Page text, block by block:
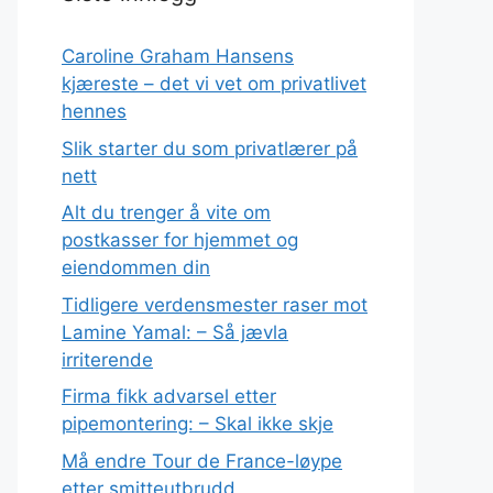
Caroline Graham Hansens
kjæreste – det vi vet om privatlivet
hennes
Slik starter du som privatlærer på
nett
Alt du trenger å vite om
postkasser for hjemmet og
eiendommen din
Tidligere verdensmester raser mot
Lamine Yamal: – Så jævla
irriterende
Firma fikk advarsel etter
pipemontering: – Skal ikke skje
Må endre Tour de France-løype
etter smitteutbrudd